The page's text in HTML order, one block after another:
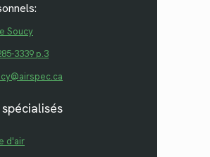
Soucy
3339 p.3
d'air